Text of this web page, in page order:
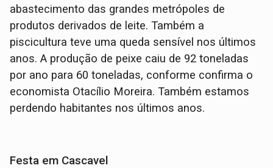
abastecimento das grandes metrópoles de
produtos derivados de leite. Também a
piscicultura teve uma queda sensível nos últimos
anos. A produção de peixe caiu de 92 toneladas
por ano para 60 toneladas, conforme confirma o
economista Otacílio Moreira. Também estamos
perdendo habitantes nos últimos anos.
Festa em Cascavel